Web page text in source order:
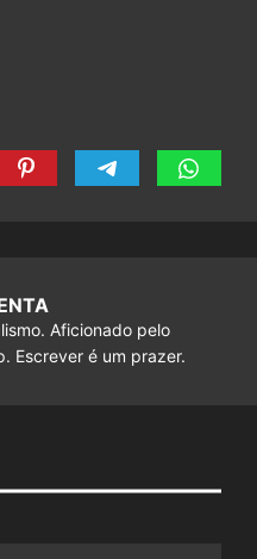
Aficionado pelo
Escrever é um prazer.